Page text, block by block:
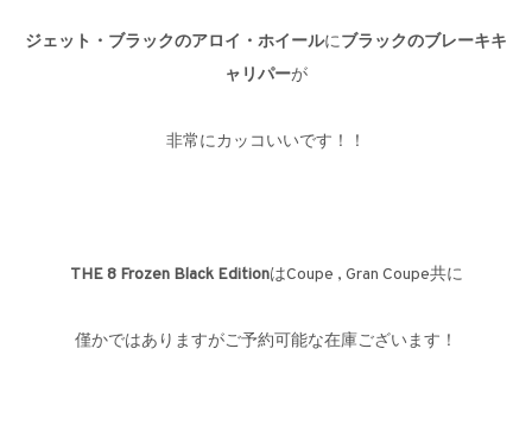
ジェット・ブラックのアロイ・ホイールにブラックのブレーキキ
ャリパーが
非常にカッコいいです！！
THE 8 Frozen Black EditionはCoupe , Gran Coupe共に
僅かではありますがご予約可能な在庫ございます！